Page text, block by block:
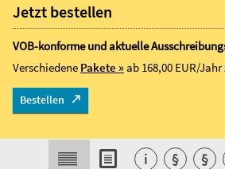
Jetzt bestellen
VOB-konforme und aktuelle
Verschiedene Pakete »ab 168,00 EUR/Jahr
Bestellen
i § §